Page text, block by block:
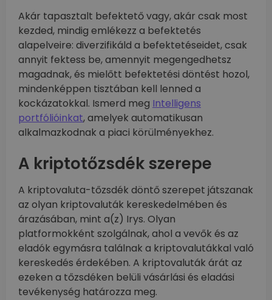
Akár tapasztalt befektető vagy, akár csak most
kezded, mindig emlékezz a befektetés
alapelveire: diverzifikáld a befektetéseidet, csak
annyit fektess be, amennyit megengedhetsz
magadnak, és mielőtt befektetési döntést hozol,
mindenképpen tisztában kell lenned a
kockázatokkal. Ismerd meg Intelligens
portfólióinkat, amelyek automatikusan
alkalmazkodnak a piaci körülményekhez.
A kriptotőzsdék szerepe
A kriptovaluta-tőzsdék döntő szerepet játszanak
az olyan kriptovaluták kereskedelmében és
árazásában, mint a(z) Irys. Olyan
platformokként szolgálnak, ahol a vevők és az
eladók egymásra találnak a kriptovalutákkal való
kereskedés érdekében. A kriptovaluták árát az
ezeken a tőzsdéken belüli vásárlási és eladási
tevékenység határozza meg.